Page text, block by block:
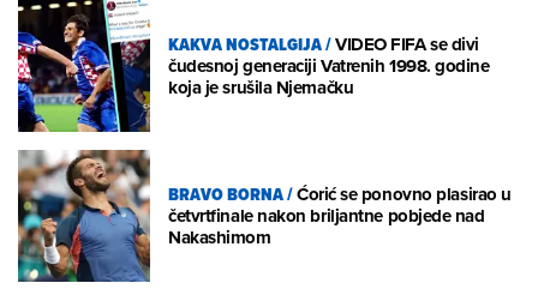
KAKVA NOSTALGIJA/VIDEO FIFA se divi
čudesnoj generaciji Vatrenih 1998. godine
koja je srušila Njemačku
BRAVO BORNA/Ćorić se ponovno plasirao u
četvrtfinale nakon briljantne pobjede nad
Nakashimom